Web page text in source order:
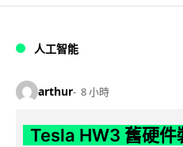
人工智能
arthur 8 小時
Tesla HW3 舊硬件